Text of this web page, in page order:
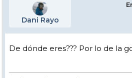
Dani Rayo
De dónde eres??? Por lo de la